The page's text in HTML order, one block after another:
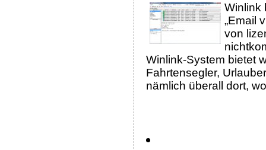
Winlink
„Email
von
Winlink-System bietet
Fahrtensegler,
nämlich überall dort,